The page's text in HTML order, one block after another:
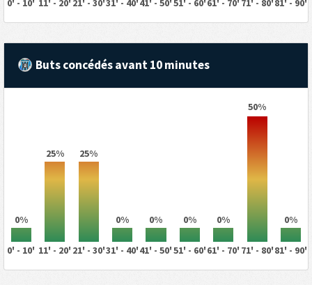
0' - 10' 11' - 20' 21' - 30'31' - 40'41' - 50'51' - 60'61' - 70' 71' - 80'81' - 90'
Buts concédés avant 10 minutes
0%
25% 25%
0% 0% 0% 0%
50%
0%
0' - 10' 11' - 20' 21' - 30'31' - 40'41' - 50'51' - 60'61' - 70' 71' - 80'81' - 90'